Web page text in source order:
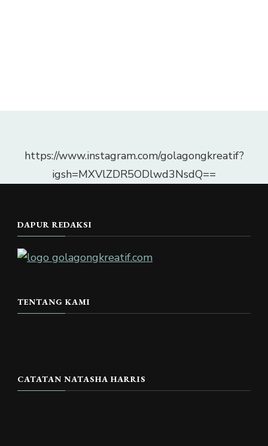
https://www.instagram.com/golagongkreatif?
igsh=MXVlZDR5ODlwd3NsdQ==
DAPUR REDAKSI
TENTANG KAMI
CATATAN NATASHA HARRIS